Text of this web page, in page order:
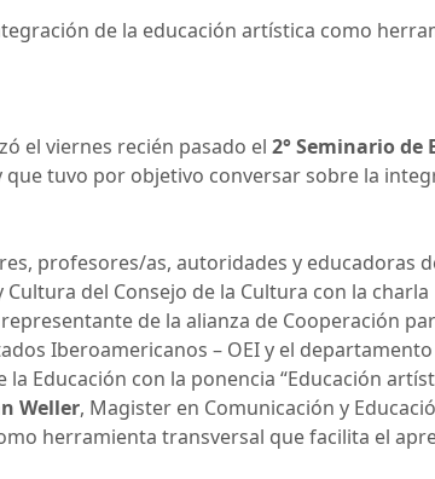
de la educación artística como
el viernes recién pasado el 2° Seminario
tuvo por objetivo conversar sobre la
profesores/as, autoridades y educadoras
Cultura del Consejo de la Cultura con la
de la alianza de Cooperación
Iberoamericanos – OEI y el departamento
Educación con la ponencia “Educación
Weller, Magister en Comunicación y
herramienta transversal que facilita el